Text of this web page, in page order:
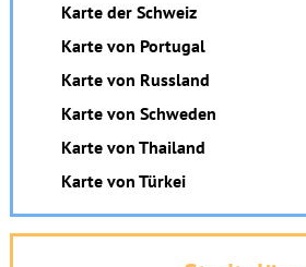
Karte der Schweiz
Karte von Portugal
Karte von Russland
Karte von Schweden
Karte von Thailand
Karte von Türkei